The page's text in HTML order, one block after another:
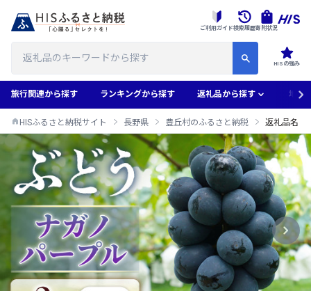
HISの強み
ご利用ガイド検索履歴寄附状況
旅行関連から探す ランキングから探す 返礼品から探す 地域
HISふるさと納税サイト 長野県 豊丘村のふるさと納税 返礼品名